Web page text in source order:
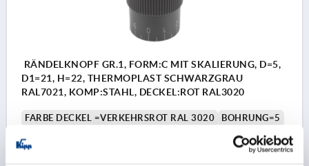
RÄNDELKNOPF GR.1, FORM:C MIT SKALIERUNG, D=5,
D1=21, H=22, THERMOPLAST SCHWARZGRAU
RAL7021, KOMP:STAHL, DECKEL:ROT RAL3020
FARBE DECKEL =VERKEHRSROT RAL 3020
BOHRUNG=5
BOHRUNGTIEFE=10
FORM=C
H1=10,5